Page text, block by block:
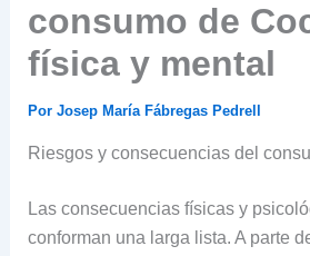
consumo de
física y mental
Por Josep María Fábregas Pedrell
Riesgos y consecuencias del
Las consecuencias físicas y
conforman una larga lista. A parte